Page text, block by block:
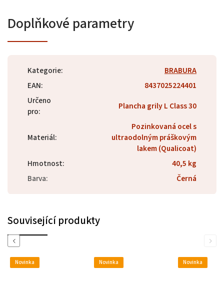
Doplňkové parametry
Kategorie:
BRABURA
EAN:
8437025224401
Určeno
pro: Plancha grily L Class 30
Materiál:
Pozinkovaná ocel s
ultraodolným práškovým
lakem (Qualicoat)
Hmotnost:
40,5 kg
Barva: Černá
Související produkty
Previous
Novinka Novinka Novinka
Next